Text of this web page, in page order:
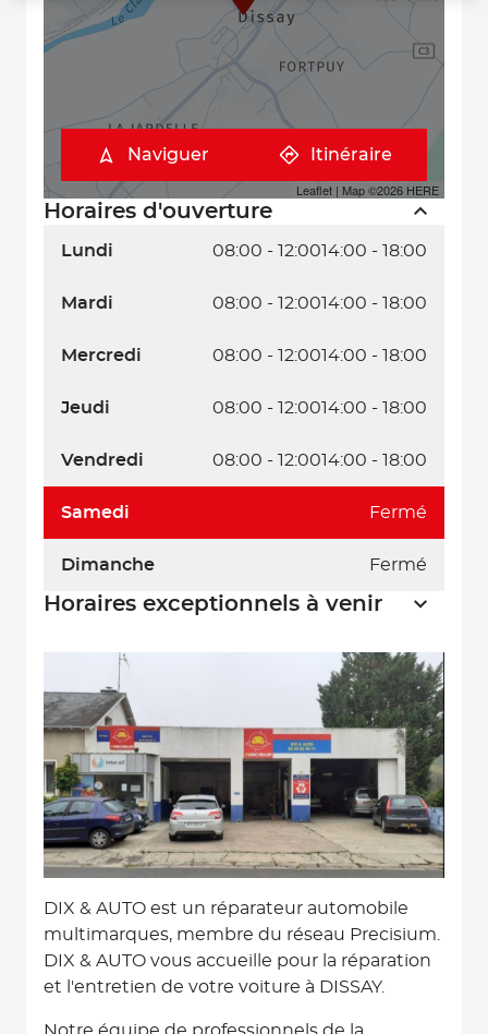
Horaires d'ouverture
Lundi 08:00 - 12:0014:00 - 18:00
Mardi 08:00 - 12:0014:00 - 18:00
Mercredi 08:00 - 12:0014:00 - 18:00
Jeudi 08:00 - 12:0014:00 - 18:00
Vendredi 08:00 - 12:0014:00 - 18:00
Samedi Fermé
Dimanche Fermé
Horaires exceptionnels à venir
Leaflet | Map ©2026 HERE
Naviguer Itinéraire
DIX & AUTO est un réparateur automobile
multimarques, membre du réseau Precisium.
DIX & AUTO vous accueille pour la réparation
et l'entretien de votre voiture à DISSAY.